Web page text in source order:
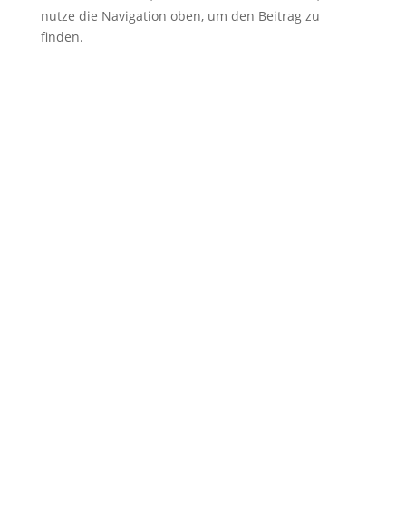
nutze die Navigation oben, um den Beitrag zu
finden.